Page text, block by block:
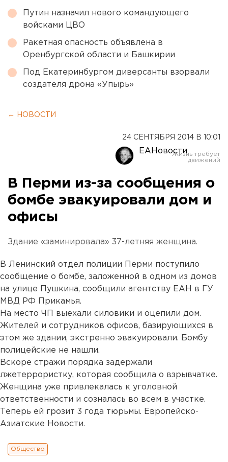
Путин назначил нового командующего
войсками ЦВО
Ракетная опасность объявлена в
Оренбургской области и Башкирии
Под Екатеринбургом диверсанты взорвали
создателя дрона «Упырь»
← НОВОСТИ
24 СЕНТЯБРЯ 2014 В 10:01
ЕАНовости
В Перми из-за сообщения о
бомбе эвакуировали дом и
офисы
Здание «заминировала» 37-летняя женщина.
В Ленинский отдел полиции Перми поступило
сообщение о бомбе, заложенной в одном из домов
на улице Пушкина, сообщили агентству ЕАН в ГУ
МВД РФ Прикамья.
На место ЧП выехали силовики и оцепили дом.
Жителей и сотрудников офисов, базирующихся в
этом же здании, экстренно эвакуировали. Бомбу
полицейские не нашли.
Вскоре стражи порядка задержали
лжетеррористку, которая сообщила о взрывчатке.
Женщина уже привлекалась к уголовной
ответственности и созналась во всем в участке.
Теперь ей грозит 3 года тюрьмы. Европейско-
Азиатские Новости.
Общество